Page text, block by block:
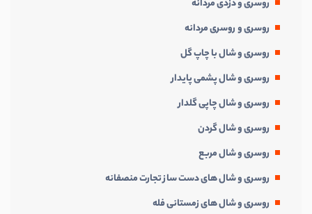
روسری و دزدی مردانه
روسری و روسری مردانه
روسری و شال با چاپ گل
روسری و شال پشمی پایدار
روسری و شال چاپی گلدار
روسری و شال گردن
روسری و شال مربع
روسری و شال های دست ساز تجارت منصفانه
روسری و شال های زمستانی فله